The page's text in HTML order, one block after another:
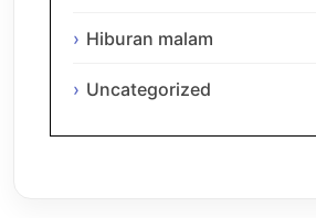
Hiburan malam
Uncategorized